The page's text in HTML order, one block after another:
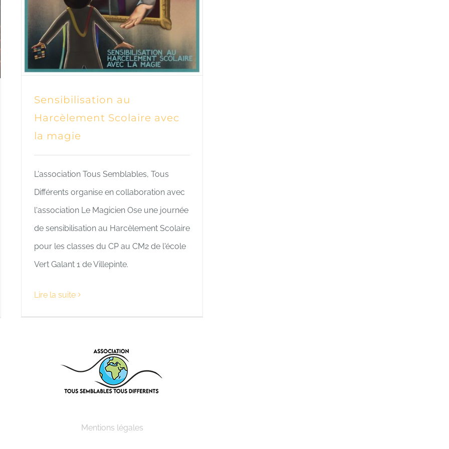
Sensibilisation au
Harcèlement Scolaire avec
la magie
L'association Tous Semblables, Tous
Différents organise en collaboration avec
l'association Le Magicien Ose une journée
de sensibilisation au Harcèlement Scolaire
pour les classes du CP au CM2 de l'école
Vert Galant 1 de Villepinte.
Lire la suite
Mentions légales